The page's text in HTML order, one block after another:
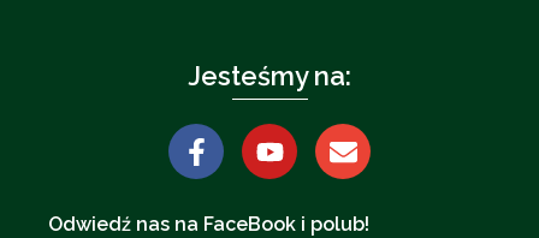
Jesteśmy na:
Odwiedź nas na FaceBook i polub!